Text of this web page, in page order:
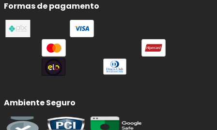
Formas de pagamento
Ambiente Seguro